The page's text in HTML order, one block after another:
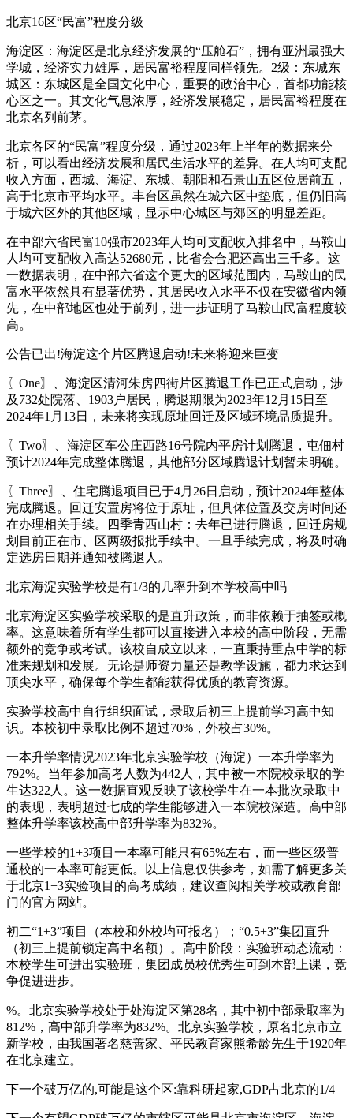
北京16区“民富”程度分级
海淀区：海淀区是北京经济发展的“压舱石”，拥有亚洲最强大
学城，经济实力雄厚，居民富裕程度同样领先。2级：东城东
城区：东城区是全国文化中心，重要的政治中心，首都功能核
心区之一。其文化气息浓厚，经济发展稳定，居民富裕程度在
北京名列前茅。
北京各区的“民富”程度分级，通过2023年上半年的数据来分
析，可以看出经济发展和居民生活水平的差异。在人均可支配
收入方面，西城、海淀、东城、朝阳和石景山五区位居前五，
高于北京市平均水平。丰台区虽然在城六区中垫底，但仍旧高
于城六区外的其他区域，显示中心城区与郊区的明显差距。
在中部六省民富10强市2023年人均可支配收入排名中，马鞍山
人均可支配收入高达52680元，比省会合肥还高出三千多。这
一数据表明，在中部六省这个更大的区域范围内，马鞍山的民
富水平依然具有显著优势，其居民收入水平不仅在安徽省内领
先，在中部地区也处于前列，进一步证明了马鞍山民富程度较
高。
公告已出!海淀这个片区腾退启动!未来将迎来巨变
〖One〗、海淀区清河朱房四街片区腾退工作已正式启动，涉
及732处院落、1903户居民，腾退期限为2023年12月15日至
2024年1月13日，未来将实现原址回迁及区域环境品质提升。
〖Two〗、海淀区车公庄西路16号院内平房计划腾退，屯佃村
预计2024年完成整体腾退，其他部分区域腾退计划暂未明确。
〖Three〗、住宅腾退项目已于4月26日启动，预计2024年整体
完成腾退。回迁安置房将位于原址，但具体位置及交房时间还
在办理相关手续。四季青西山村：去年已进行腾退，回迁房规
划目前正在市、区两级报批手续中。一旦手续完成，将及时确
定选房日期并通知被腾退人。
北京海淀实验学校是有1/3的几率升到本学校高中吗
北京海淀区实验学校采取的是直升政策，而非依赖于抽签或概
率。这意味着所有学生都可以直接进入本校的高中阶段，无需
额外的竞争或考试。该校自成立以来，一直秉持重点中学的标
准来规划和发展。无论是师资力量还是教学设施，都力求达到
顶尖水平，确保每个学生都能获得优质的教育资源。
实验学校高中自行组织面试，录取后初三上提前学习高中知
识。本校初中录取比例不超过70%，外校占30%。
一本升学率情况2023年北京实验学校（海淀）一本升学率为
792%。当年参加高考人数为442人，其中被一本院校录取的学
生达322人。这一数据直观反映了该校学生在一本批次录取中
的表现，表明超过七成的学生能够进入一本院校深造。高中部
整体升学率该校高中部升学率为832%。
一些学校的1+3项目一本率可能只有65%左右，而一些区级普
通校的一本率可能更低。以上信息仅供参考，如需了解更多关
于北京1+3实验项目的高考成绩，建议查阅相关学校或教育部
门的官方网站。
初二“1+3”项目（本校和外校均可报名）；“0.5+3”集团直升
（初三上提前锁定高中名额）。高中阶段：实验班动态流动：
本校学生可进出实验班，集团成员校优秀生可到本部上课，竞
争促进进步。
%。北京实验学校处于处海淀区第28名，其中初中部录取率为
812%，高中部升学率为832%。北京实验学校，原名北京市立
新学校，由我国著名慈善家、平民教育家熊希龄先生于1920年
在北京建立。
下一个破万亿的,可能是这个区:靠科研起家,GDP占北京的1/4